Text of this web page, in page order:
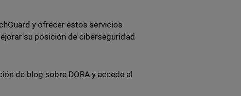
y ofrecer estos servicios
su posición de ciberseguridad
de blog sobre DORA y accede al